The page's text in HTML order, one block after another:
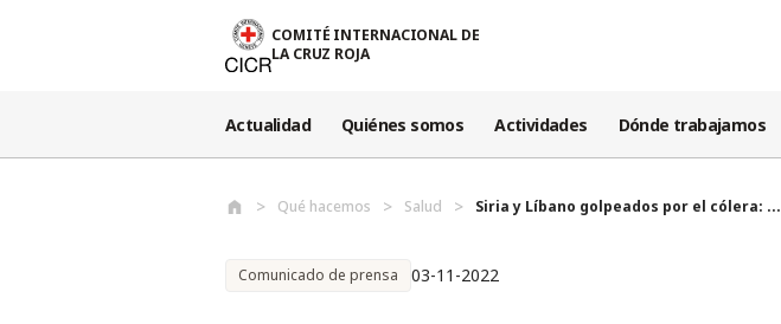
COMITÉ INTERNACIONAL DE
LA CRUZ ROJA
Actualidad Quiénes somos Actividades Dónde trabajamos
Qué hacemos Salud Siria y Líbano golpeados por el cólera: ...
Comunicado de prensa 03-11-2022